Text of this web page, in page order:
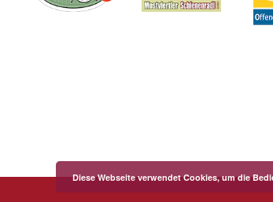
Diese Webseite verwendet Cookies, um die